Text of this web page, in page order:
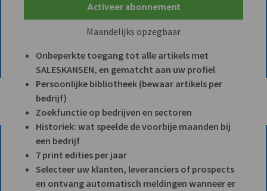
Activeer abonnement
Maandelijks opzegbaar
Onbeperkte toegang tot alle artikels met
SALESKANSEN, en gematcht aan uw profiel
Persoonlijke bibliotheek (bewaar artikels per
bedrijf)
Zoekfunctie op bedrijven en sectoren
Historiek: wat speelde de voorbije maanden bij
een bedrijf
7 print edities per jaar
Selecteer uw klanten, leveranciers of prospects
en ontvang automatisch meldingen wanneer er